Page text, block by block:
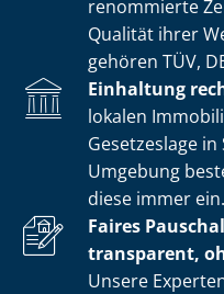
renommierte
Qualität ihrer
gehören TÜV,
Einhaltung
lokalen
Gesetzeslage
Umgebung
diese immer ein.
Faires
transparent,
Unsere